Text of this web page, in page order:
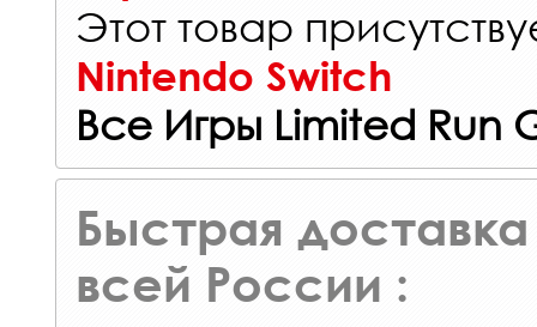
Этот товар
Nintendo Switch
Все Игры Limited Run
Быстрая доставка
всей России :